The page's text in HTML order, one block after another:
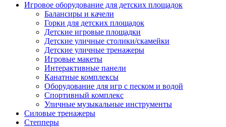
Игровое оборудование для детских площадок
Балансиры и качели
Горки для детских площадок
Детские игровые площадки
Детские уличные столики/скамейки
Детские уличные тренажеры
Игровые макеты
Интерактивные панели
Канатные комплексы
Оборудование для игр с песком и водой
Спортивный комплекс
Уличные музыкальные инструменты
Силовые тренажеры
Степперы